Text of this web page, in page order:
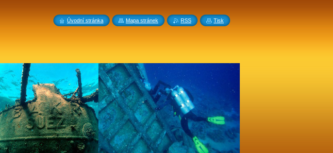
Úvodní stránka Mapa stránek RSS Tisk